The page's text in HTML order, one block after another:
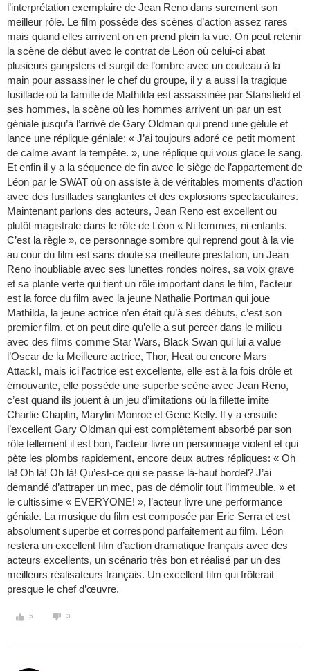
l’interprétation exemplaire de Jean Reno dans surement son
meilleur rôle. Le film possède des scènes d’action assez rares
mais quand elles arrivent on en prend plein la vue. On peut retenir
la scène de début avec le contrat de Léon où celui-ci abat
plusieurs gangsters et surgit de l’ombre avec un couteau à la
main pour assassiner le chef du groupe, il y a aussi la tragique
fusillade où la famille de Mathilda est assassinée par Stansfield et
ses hommes, la scène où les hommes arrivent un par un est
géniale jusqu’à l’arrivé de Gary Oldman qui prend une gélule et
lance une réplique géniale: « J’ai toujours adoré ce petit moment
de calme avant la tempête. », une réplique qui vous glace le sang.
Et enfin il y a la séquence de fin avec le siège de l’appartement de
Léon par le SWAT où on assiste à de véritables moments d’action
avec des fusillades sanglantes et des explosions spectaculaires.
Maintenant parlons des acteurs, Jean Reno est excellent ou
plutôt magistrale dans le rôle de Léon « Ni femmes, ni enfants.
C’est la règle », ce personnage sombre qui reprend gout à la vie
au cour du film est sans doute sa meilleure prestation, un Jean
Reno inoubliable avec ses lunettes rondes noires, sa voix grave
et sa plante verte qui tient un rôle important dans le film, l’acteur
est la force du film avec la jeune Nathalie Portman qui joue
Mathilda, la jeune actrice n’en était qu’à ses débuts, c’est son
premier film, et on peut dire qu’elle a sut percer dans le milieu
avec des films comme Star Wars, Black Swan qui lui a value
l’Oscar de la Meilleure actrice, Thor, Heat ou encore Mars
Attack!, mais ici l’actrice est excellente, elle est à la fois drôle et
émouvante, elle possède une superbe scène avec Jean Reno,
c’est quand ils jouent à un jeu d’imitations où la fillette imite
Charlie Chaplin, Marylin Monroe et Gene Kelly. Il y a ensuite
l’excellent Gary Oldman qui est complètement absorbé par son
rôle tellement il est bon, l’acteur livre un personnage violent et qui
pète les plombs rapidement, encore deux autres répliques: « Oh
là! Oh là! Oh là! Qu’est-ce qui se passe là-haut bordel? J’ai
demandé d’attraper un mec, pas de démolir tout l’immeuble. » et
le cultissime « EVERYONE! », l’acteur livre une performance
géniale. La musique du film est composée par Eric Serra et est
absolument superbe et correspond parfaitement au film. Léon
restera un excellent film d’action dramatique français avec des
acteurs excellents, un scénario très bon et réalisé par un des
meilleurs réalisateurs français. Un excellent film qui frôlerait
presque le chef d’œuvre.
5 3